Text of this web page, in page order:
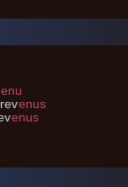
enu
enus
enus